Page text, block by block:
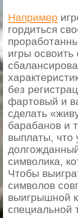
Например
гордиться
игры
без
фартовый и
сделать
барабанов и
выплаты, что
символика,
Чтобы
символов
выигрышной
специальной